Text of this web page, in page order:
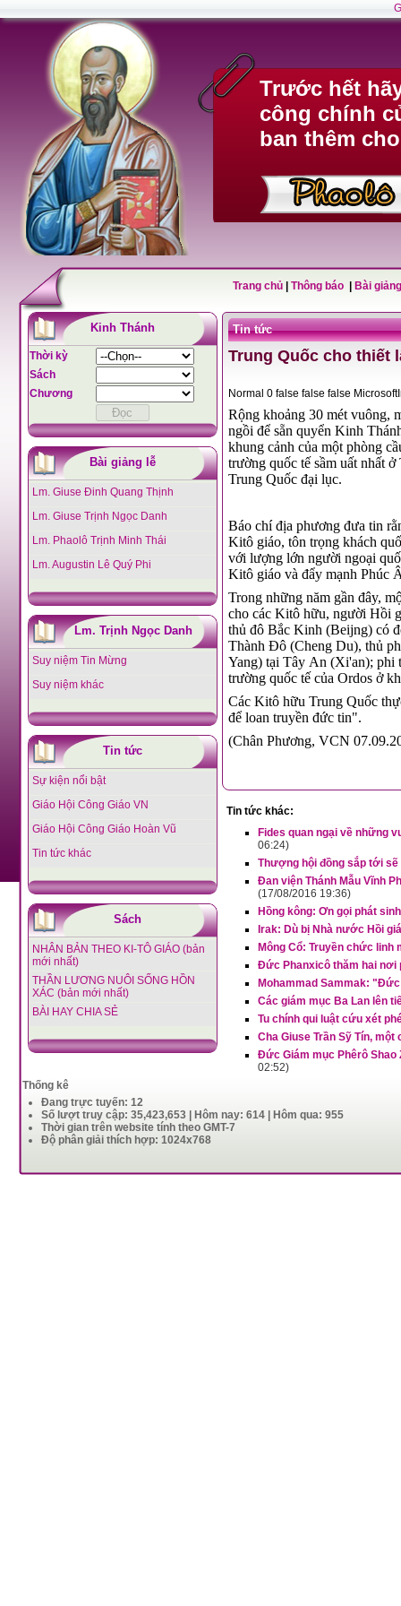
Trước hết
công chính
ban thêm cho
Trang chủ Thông báo Bài
Kinh Thánh
Thời kỳ
Sách
Chương
Bài giảng lễ
Lm. Giuse Đinh Quang Thịnh
Lm. Giuse Trịnh Ngọc Danh
Lm. Phaolô Trịnh Minh Thái
Lm. Augustin Lê Quý Phi
Lm. Trịnh Ngọc Danh
Suy niệm Tin Mừng
Suy niệm khác
Tin tức
Sự kiện nổi bật
Giáo Hội Công Giáo VN
Giáo Hội Công Giáo Hoàn Vũ
Tin tức khác
Sách
NHÂN BẢN THEO KI-TÔ GIÁO (bản
mới nhất)
THẦN LƯƠNG NUÔI SỐNG HỒN
XÁC (bản mới nhất)
BÀI HAY CHIA SẺ
Tin tức
Trung Quốc cho thiết
Normal 0 false
Rộng khoảng 30 mét vuông,
ngồi để sẵn quyển Kinh
khung cảnh của một phòng
trường quốc tế sầm uất nhất
Trung Quốc đại lục.
Báo chí địa phương đưa tin
Kitô giáo, tôn trọng khách
với lượng lớn người ngoại
Kitô giáo và đẩy mạnh Phúc
Trong những năm gần đây,
cho các Kitô hữu, người Hồi
thủ đô Bắc Kinh (Beijng) có
Thành Đô (Cheng Du), thủ
Yang) tại Tây An (Xi'an); phi
trường quốc tế của Ordos ở
Các Kitô hữu Trung Quốc
để loan truyền đức tin".
(Chân Phương, VCN
Tin tức khác:
Fides quan ngại về những
06:24)
Thượng hội đồng sắp tới
Đan viện Thánh Mẫu Vĩnh
(17/08/2016 19:36)
Hồng kông: Ơn gọi phát
Irak: Dù bị Nhà nước Hồi
Mông Cổ: Truyền chức linh
Đức Phanxicô thăm hai nơi
Mohammad Sammak:
Các giám mục Ba Lan lên
Tu chính qui luật cứu xét
Cha Giuse Trần Sỹ Tín,
Đức Giám mục Phêrô Shao
02:52)
Thống kê
Đang trực tuyến: 12
Số lượt truy cập: 35,423,653 | Hôm nay: 614 | Hôm qua: 955
Thời gian trên website tính theo GMT-7
Độ phân giải thích hợp: 1024x768